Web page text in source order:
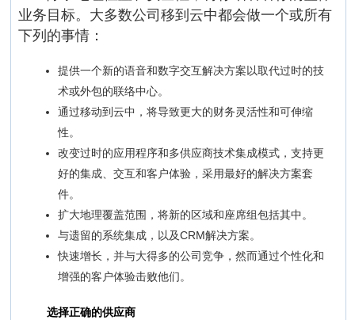
业务目标。大多数公司移到云中都会做一个或所有
下列的事情：
提供一个新的语音和数字交互解决方案以取代过时的技
术或外包的联络中心。
通过移动到云中，将导致更大的财务灵活性和可伸缩
性。
改变过时的应用程序和多供应商技术集成模式，支持更
好的集成、交互和客户体验，采用最好的解决方案套
件。
扩大地理覆盖范围，将新的区域和座席组包括其中。
与遗留的系统集成，以及CRM解决方案。
快速增长，并与大得多的公司竞争，然而通过个性化和
增强的客户体验击败他们。
选择正确的供应商